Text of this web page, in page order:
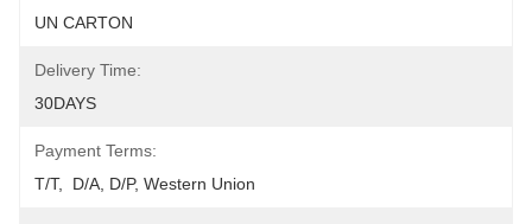
UN CARTON
Delivery Time:
30DAYS
Payment Terms:
T/T,  D/A, D/P, Western Union